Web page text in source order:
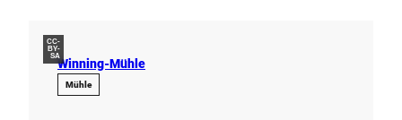
CC-
BY-
SA
Winning-Mühle
Mühle